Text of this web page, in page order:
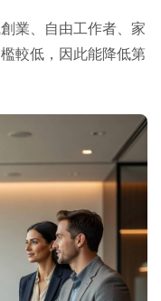
業、自由工作者、家
較低，因此能降低第